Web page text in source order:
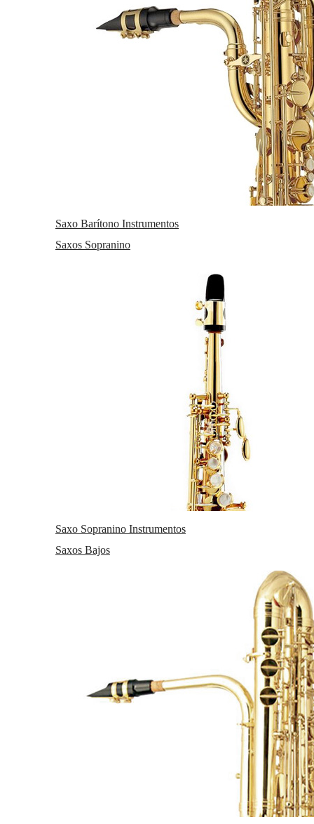
Saxo Barítono Instrumentos
Saxos Sopranino
Saxo Sopranino Instrumentos
Saxos Bajos